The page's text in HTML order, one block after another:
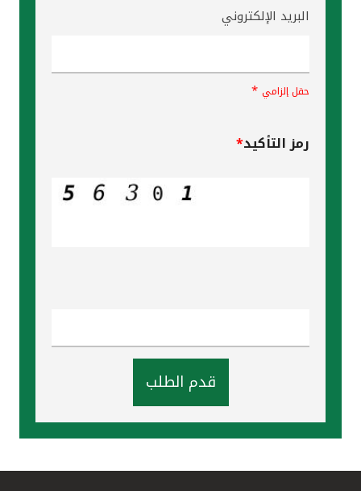
البريد الإلكتروني
حقل إلزامي *
رمز التأكيد*
قدم الطلب